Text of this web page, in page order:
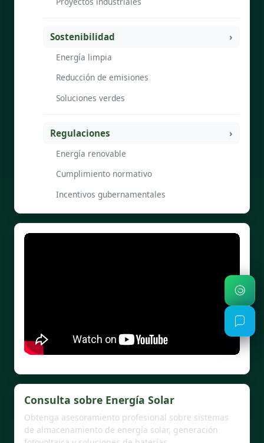
Sostenibilidad
Energía limpia
Reducción de emisiones
Soluciones verdes
Regulaciones
Energía renovable
Cumplimiento normativo
Incentivos gubernamentales
Consulta sobre Energía Solar
Obtenga asesoramiento profesional sobre sistemas
de almacenamiento de energía solar, generación